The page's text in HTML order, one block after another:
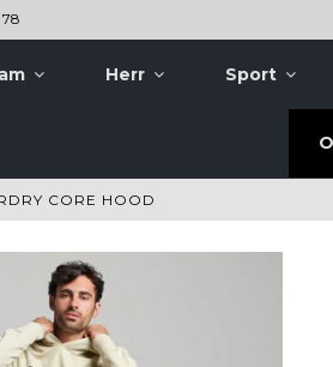
78
Herr Sport
CORE HOOD